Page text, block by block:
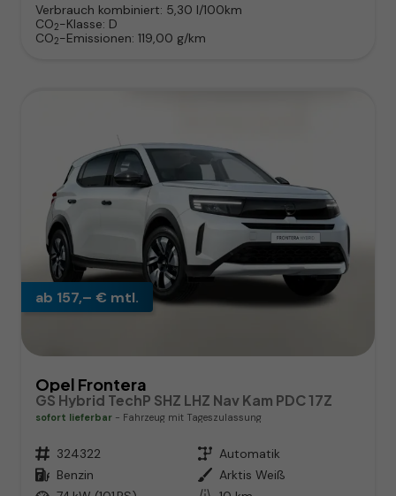
Verbrauch kombiniert: 5,30 l/100km
CO2-Klasse: D
CO2-Emissionen: 119,00 g/km
ab 157,– € mtl.
Opel Frontera
GS Hybrid TechP SHZ LHZ Nav Kam PDC 17Z
sofort lieferbar Fahrzeug mit Tageszulassung
Fahrzeugnr. 324322 Getriebe Automatik
Kraftstoff Benzin Außenfarbe Arktis Weiß